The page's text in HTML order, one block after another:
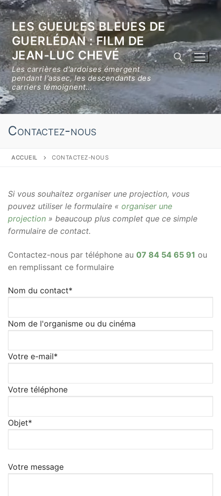
Aller
au
contenu
LES GUEULES BLEUES DE
GUERLÉDAN : FILM DE
JEAN-LUC CHEVÉ
Les carrières d'ardoises émergent
pendant l'assec, les descendants des
carriers témoignent…
Rechercher :
Contactez-nous
ACCUEIL CONTACTEZ-NOUS
Si vous souhaitez organiser une projection, vous
pouvez utiliser le formulaire « organiser une
projection » beaucoup plus complet que ce simple
formulaire de contact.
Contactez-nous par téléphone au 07 84 54 65 91 ou
en remplissant ce formulaire
Nom du contact*
Nom de l'organisme ou du cinéma
Votre e-mail*
Votre téléphone
Objet*
Votre message